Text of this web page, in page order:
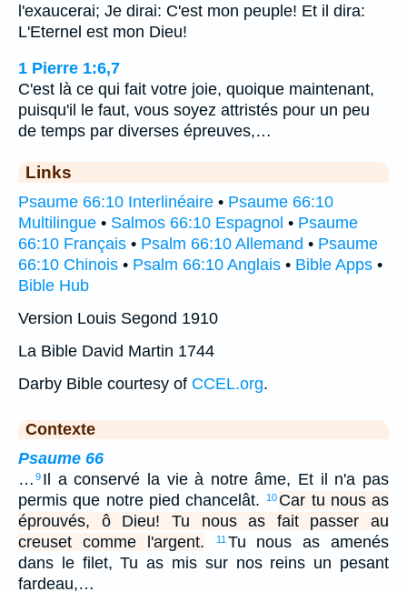
l'exaucerai; Je dirai: C'est mon peuple! Et il dira:
L'Eternel est mon Dieu!
1 Pierre 1:6,7
C'est là ce qui fait votre joie, quoique maintenant,
puisqu'il le faut, vous soyez attristés pour un peu
de temps par diverses épreuves,…
Links
Psaume 66:10 Interlinéaire • Psaume 66:10
Multilingue • Salmos 66:10 Espagnol • Psaume
66:10 Français • Psalm 66:10 Allemand • Psaume
66:10 Chinois • Psalm 66:10 Anglais • Bible Apps •
Bible Hub
Version Louis Segond 1910
La Bible David Martin 1744
Darby Bible courtesy of CCEL.org.
Contexte
Psaume 66
… 9 Il a conservé la vie à notre âme, Et il n'a pas
permis que notre pied chancelât.
10 Car tu nous as
éprouvés, ô Dieu! Tu nous as fait passer au
creuset comme l'argent.
11 Tu nous as amenés
dans le filet, Tu as mis sur nos reins un pesant
fardeau,…